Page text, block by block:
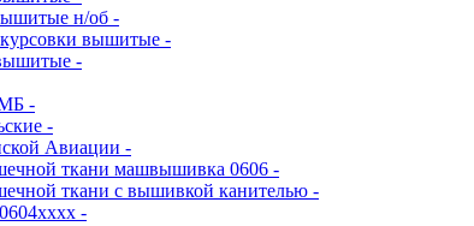
н/об -
вышитые -
-
-
-
Авиации -
ткани машвышивка 0606 -
ткани с вышивкой канителью -
-